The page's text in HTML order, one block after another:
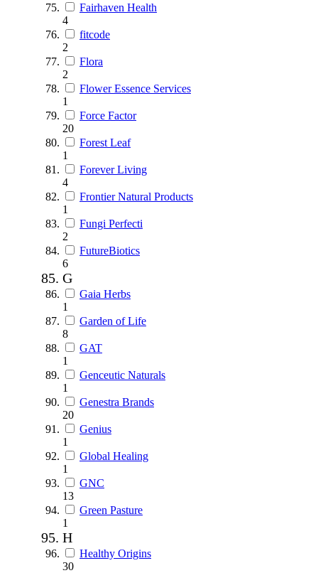
Fairhaven Health
4
fitcode
2
Flora
2
Flower Essence Services
1
Force Factor
20
Forest Leaf
1
Forever Living
4
Frontier Natural Products
1
Fungi Perfecti
2
FutureBiotics
6
G
Gaia Herbs
1
Garden of Life
8
GAT
1
Genceutic Naturals
1
Genestra Brands
20
Genius
1
Global Healing
1
GNC
13
Green Pasture
1
H
Healthy Origins
30